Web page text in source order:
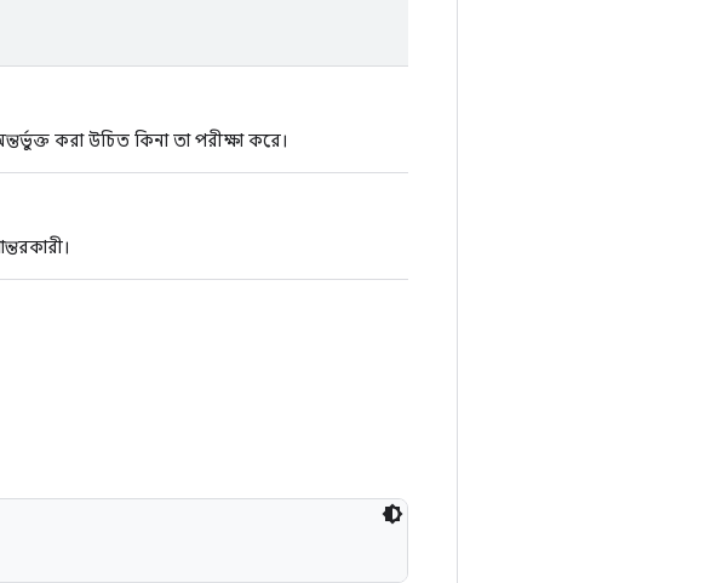
করা উচিত কিনা তা পরীক্ষা করে।